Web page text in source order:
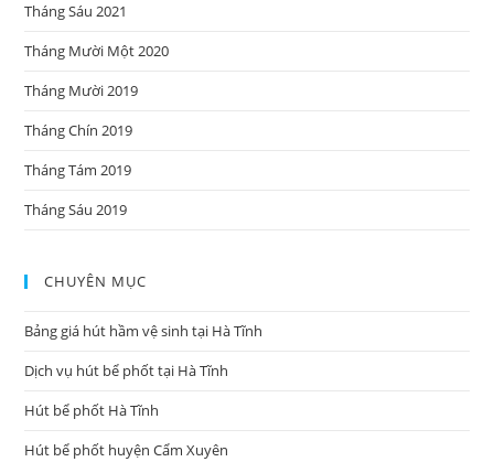
Tháng Sáu 2021
Tháng Mười Một 2020
Tháng Mười 2019
Tháng Chín 2019
Tháng Tám 2019
Tháng Sáu 2019
CHUYÊN MỤC
Bảng giá hút hầm vệ sinh tại Hà Tĩnh
Dịch vụ hút bể phốt tại Hà Tĩnh
Hút bể phốt Hà Tĩnh
Hút bể phốt huyện Cẩm Xuyên